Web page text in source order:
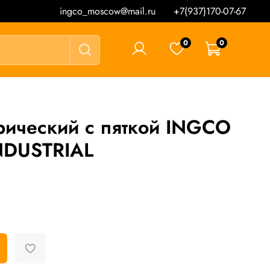
ingco_moscow@mail.ru +7(937)170-07-67
0 0
с пяткой INGCO